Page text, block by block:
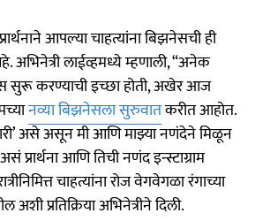
आपल्या चाहत्यांना बिझनेसची ही
अभिनेत्री लाईव्हमध्ये म्हणाली, “अनेक
सुरू करण्याची इच्छा होती, अखेर आज
नव्या बिझनेसला सुरुवातकरीत आहोत.
असे असून मी आणि माझ्या नणंदेने मिळून
आणि तिची नणंद इन्स्टाग्राम
चाहत्यांना रोज वेगवेगळा रंगाच्या
अशी प्रतिक्रिया अभिनेत्रीने दिली.